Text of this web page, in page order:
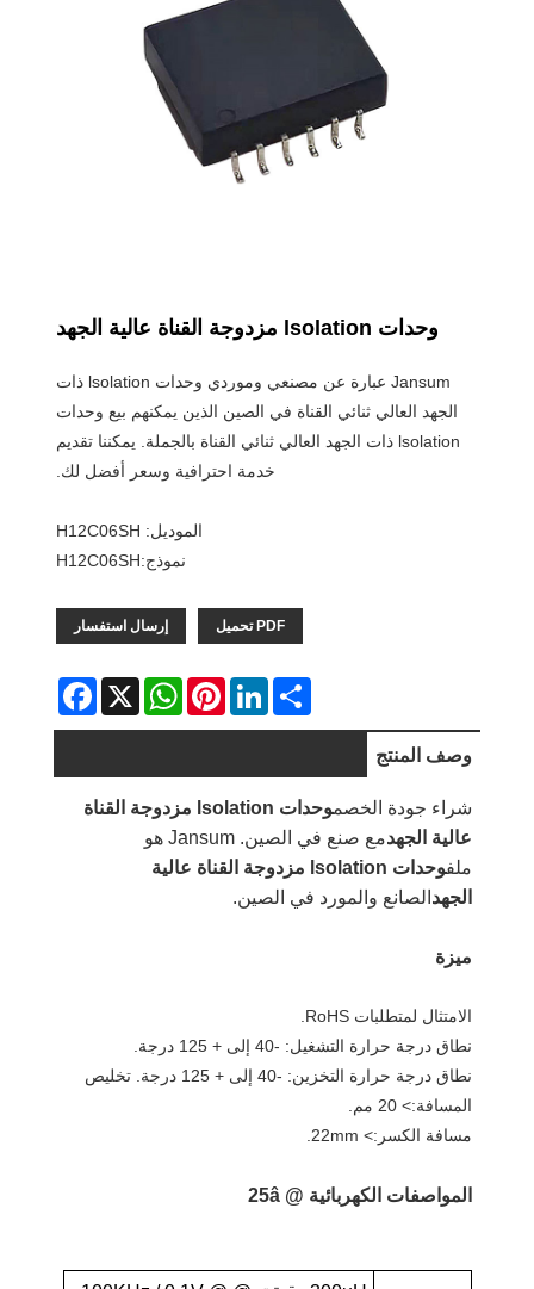
وحدات lsolation مزدوجة القناة عالية الجهد
Jansum عبارة عن مصنعي وموردي وحدات lsolation ذات
الجهد العالي ثنائي القناة في الصين الذين يمكنهم بيع وحدات
lsolation ذات الجهد العالي ثنائي القناة بالجملة. يمكننا تقديم
خدمة احترافية وسعر أفضل لك.
الموديل: H12C06SH
نموذج:H12C06SH
إرسال استفسار PDF تحميل
Facebook X
WhatsAppPinterestLinkedInShare
وصف المنتج
شراء جودة الخصم
وحدات lsolation مزدوجة القناة
عالية الجهد
مع صنع في الصين. Jansum هو
ملف
وحدات lsolation مزدوجة القناة عالية
الجهد الصانع والمورد في الصين.
ميزة
الامتثال لمتطلبات RoHS.
نطاق درجة حرارة التشغيل: -40 إلى + 125 درجة.
نطاق درجة حرارة التخزين: -40 إلى + 125 درجة. تخليص
المسافة:> 20 مم.
مسافة الكسر:> 22mm.
المواصفات الكهربائية @ 25â